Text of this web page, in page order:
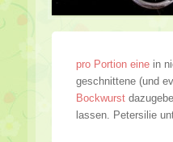
pro Portion eine in
geschnittene (und
Bockwurst
lassen. Petersilie